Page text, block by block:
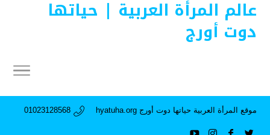
عالم المرأة العربية | حياتها
دوت أورج
موقع المرأة العربية حياتها دوت أورج hyatuha.org 01023128568